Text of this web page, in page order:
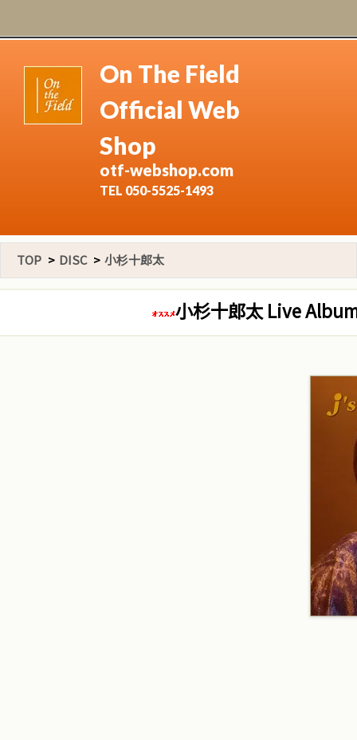
On The Field
Official Web
Shop
otf-webshop.com
TEL 050-5525-1493
TOP > DISC > 小杉十郎太
小杉十郎太 Live